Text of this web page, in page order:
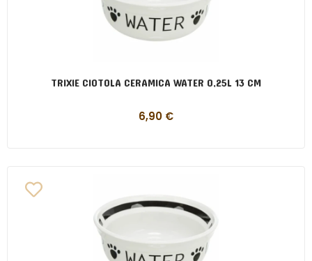
TRIXIE CIOTOLA CERAMICA WATER 0,25L 13 CM
6,90 €